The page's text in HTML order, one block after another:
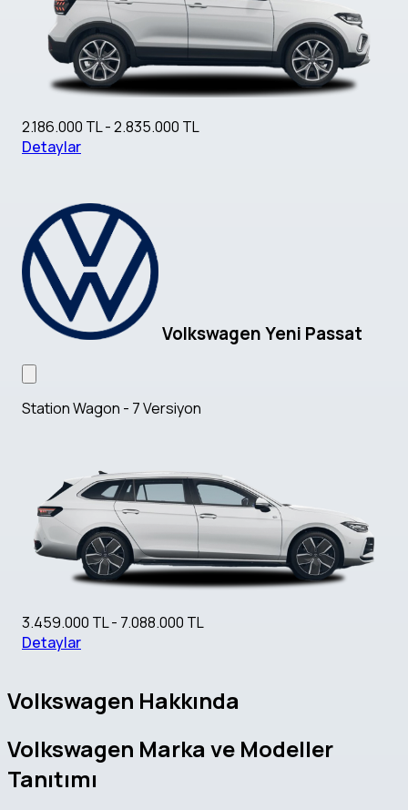
2.186.000 TL - 2.835.000 TL
Detaylar
Volkswagen Yeni Passat
Station Wagon - 7 Versiyon
3.459.000 TL - 7.088.000 TL
Detaylar
Volkswagen Hakkında
Volkswagen Marka ve Modeller
Tanıtımı